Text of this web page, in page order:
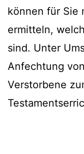
können für Sie
ermitteln,
sind. Unter
Anfechtung
Verstorbene